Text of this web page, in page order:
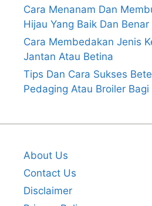
Cara Menanam Dan
Hijau Yang Baik Dan Benar
Cara Membedakan Jenis
Jantan Atau Betina
Tips Dan Cara Sukses
Pedaging Atau Broiler Bagi
About Us
Contact Us
Disclaimer